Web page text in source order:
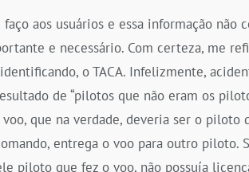
aos usuários e essa informação não
e necessário. Com certeza, me
o TACA. Infelizmente,
de “pilotos que não eram os
que na verdade, deveria ser o piloto
entrega o voo para outro piloto.
piloto que fez o voo, não possuía